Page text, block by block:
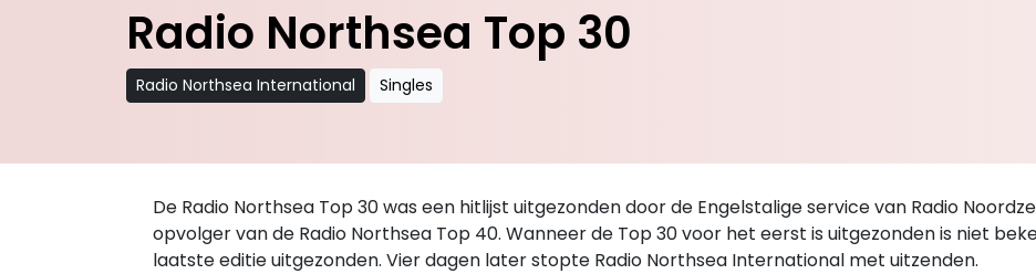
Radio Northsea Top 30
Radio Northsea International Singles
De Radio Northsea Top 30 was een hitlijst uitgezonden door de Engelstalige service van Radio
opvolger van de Radio Northsea Top 40. Wanneer de Top 30 voor het eerst is uitgezonden is niet
laatste editie uitgezonden. Vier dagen later stopte Radio Northsea International met uitzenden.